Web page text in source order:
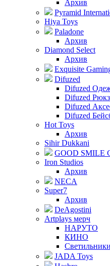
Архив
Pyramid
Hiya Toys
Paladone
Архив
Diamond Select
Архив
Exquisite
Difuzed
Difuzed
Difuzed
Difuzed
Difuzed
Hot Toys
Архив
Sihir Dukkani
GOOD SMILE
Iron Studios
Архив
NECA
Super7
Архив
DeAgostini
Artplays мерч
НАРУТО
КИНО
Светильники
JADA Toys